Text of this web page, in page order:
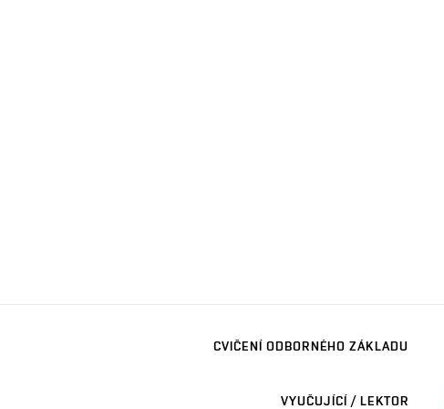
CVIČENÍ ODBORNÉHO ZÁKLADU
VYUČUJÍCÍ / LEKTOR